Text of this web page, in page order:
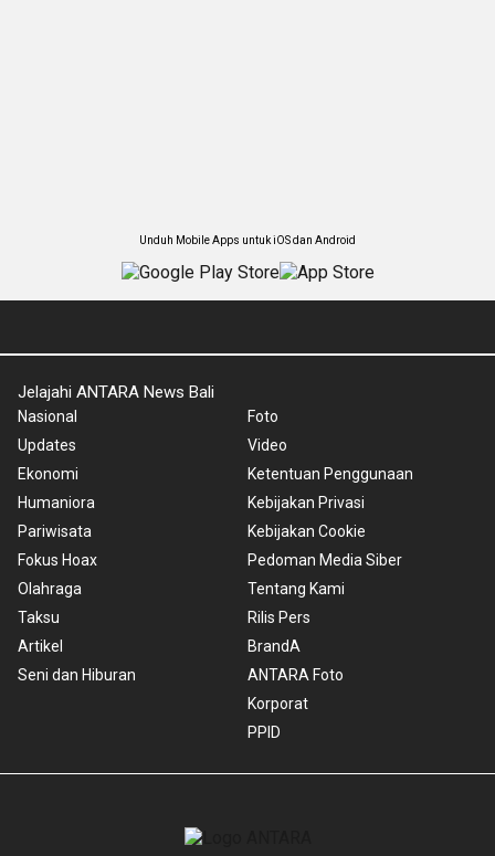
Unduh Mobile Apps untuk iOS dan Android
Jelajahi ANTARA News Bali
Nasional
Updates
Ekonomi
Humaniora
Pariwisata
Fokus Hoax
Olahraga
Taksu
Artikel
Seni dan Hiburan
Foto
Video
Ketentuan Penggunaan
Kebijakan Privasi
Kebijakan Cookie
Pedoman Media Siber
Tentang Kami
Rilis Pers
BrandA
ANTARA Foto
Korporat
PPID